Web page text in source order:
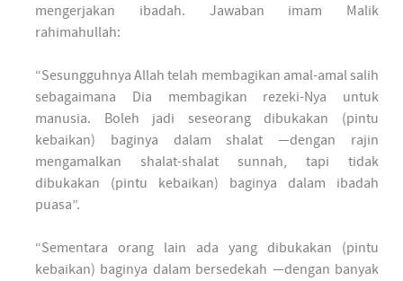
mengerjakan ibadah. Jawaban imam Malik
rahimahullah:
“Sesungguhnya Allah telah membagikan amal-amal salih
sebagaimana Dia membagikan rezeki-Nya untuk
manusia. Boleh jadi seseorang dibukakan (pintu
kebaikan) baginya dalam shalat —dengan rajin
mengamalkan shalat-shalat sunnah, tapi tidak
dibukakan (pintu kebaikan) baginya dalam ibadah
puasa”.
“Sementara orang lain ada yang dibukakan (pintu
kebaikan) baginya dalam bersedekah —dengan banyak